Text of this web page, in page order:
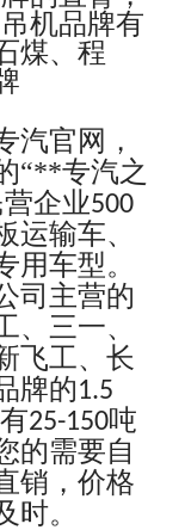
机品牌有
煤、程
汽官网，
“**专汽之
企业500
运输车、
用车型。
司主营的
、三一、
飞工、长
牌的1.5
25-150吨
的需要自
销，价格
时。